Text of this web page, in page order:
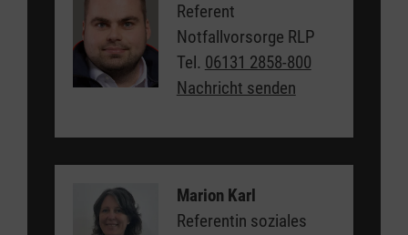
Referent
Notfallvorsorge RLP
Tel. 06131 2858-800
Nachricht senden
Marion Karl
Referentin soziales